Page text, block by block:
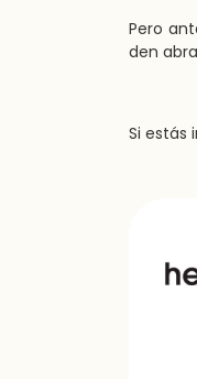
Pero
den
Si estás